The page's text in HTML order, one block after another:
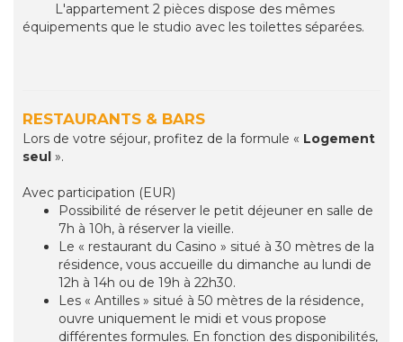
L'appartement 2 pièces dispose des mêmes
équipements que le studio avec les toilettes séparées.
RESTAURANTS & BARS
Lors de votre séjour, profitez de la formule « Logement
seul ».
Avec participation (EUR)
Possibilité de réserver le petit déjeuner en salle de
7h à 10h, à réserver la vieille.
Le « restaurant du Casino » situé à 30 mètres de la
résidence, vous accueille du dimanche au lundi de
12h à 14h ou de 19h à 22h30.
Les « Antilles » situé à 50 mètres de la résidence,
ouvre uniquement le midi et vous propose
différentes formules. En fonction des disponibilités,